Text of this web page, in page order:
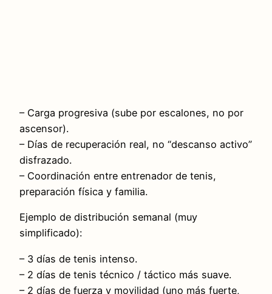
– Carga progresiva (sube por escalones, no por
ascensor).
– Días de recuperación real, no “descanso activo”
disfrazado.
– Coordinación entre entrenador de tenis,
preparación física y familia.
Ejemplo de distribución semanal (muy
simplificado):
– 3 días de tenis intenso.
– 2 días de tenis técnico / táctico más suave.
– 2 días de fuerza y movilidad (uno más fuerte,